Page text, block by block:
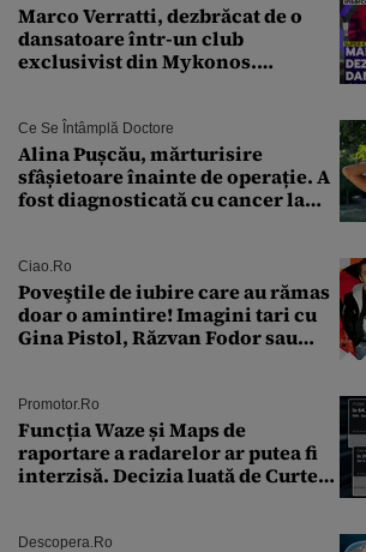
Marco Verratti, dezbrăcat de o
dansatoare într-un club
exclusivist din Mykonos.
Ce Se Întâmplă Doctore
Alina Pușcău, mărturisire
sfâșietoare înainte de operație. A
fost diagnosticată cu cancer la
îmi salvez viața”
Ciao.ro
Poveştile de iubire care au rămas
doar o amintire! Imagini tari cu
Gina Pistol, Răzvan Fodor sau
Promotor.ro
Funcția Waze și Maps de
raportare a radarelor ar putea fi
interzisă. Decizia luată de Curtea
Descopera.ro